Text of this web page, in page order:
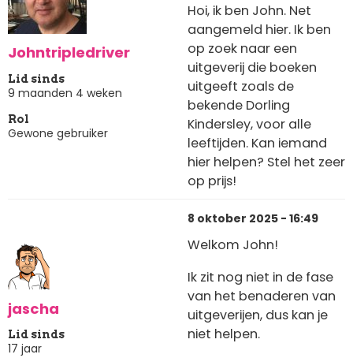
Johntripledriver
Lid sinds
9 maanden 4 weken
Rol
Gewone gebruiker
Hoi, ik ben John. Net
aangemeld hier. Ik ben
op zoek naar een
uitgeverij die boeken
uitgeeft zoals de
bekende Dorling
Kindersley, voor alle
leeftijden. Kan iemand
hier helpen? Stel het zeer
op prijs!
jascha
Lid sinds
17 jaar
8 oktober 2025 - 16:49
Welkom John!
Ik zit nog niet in de fase
van het benaderen van
uitgeverijen, dus kan je
niet helpen.